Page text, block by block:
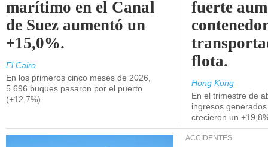
marítimo en el Canal
de Suez aumentó un
+15,0%.
El Cairo
En los primeros cinco meses de 2026,
5.696 buques pasaron por el puerto
(+12,7%).
fuerte
flota.
Hong Kong
En el trimestre de
ingresos
crecieron un
ACCIDENTES